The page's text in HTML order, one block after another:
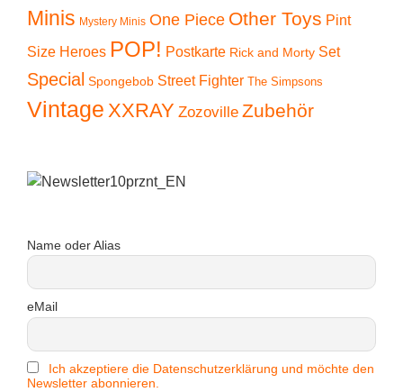
Minis Mystery Minis One Piece Other Toys Pint
Size Heroes POP! Postkarte Rick and Morty Set
Special Spongebob Street Fighter The Simpsons
Vintage XXRAY Zozoville Zubehör
Name oder Alias
eMail
Ich akzeptiere die Datenschutzerklärung und möchte den
Newsletter abonnieren.